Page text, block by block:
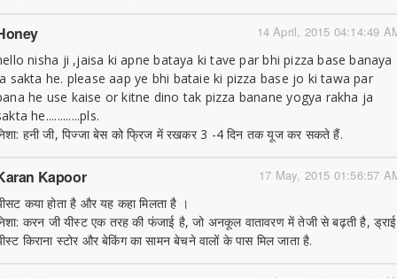
14 April, 2015 04:14:49
nisha ji ,jaisa ki apne bataya ki tave par bhi pizza base banaya
sakta he. please aap ye bhi bataie ki pizza base jo ki tawa par
he use kaise or kitne dino tak pizza banane yogya rakha ja
he............pls.
हनी जी, पिज्जा बेस को फ्रिज में रखकर 3 -4 दिन तक यूज कर सकते हैं.
17 May, 2015 01:56:57
Kapoor
कया होता है और यह कहा मिलता है ।
करन जी यीस्ट एक तरह की फंजाई है, जो अनकूल वातावरण में तेजी से बढ़ती है, ड्राई
किराना स्टोर और बेकिंग का सामन बेचने वालों के पास मिल जाता है.